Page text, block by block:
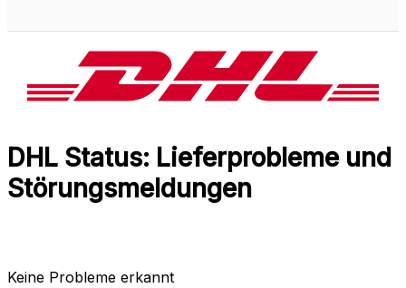
DHL Status: Lieferprobleme und
Störungsmeldungen
Keine Probleme erkannt